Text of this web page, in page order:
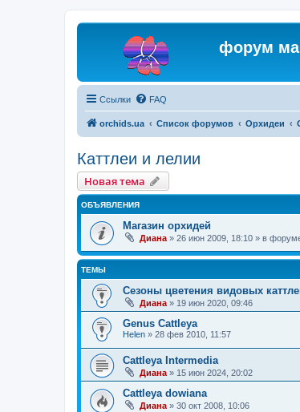
форум
Ссылки FAQ
orchids.ua Список форумов Орхидеи
Каттлеи и лелии
Новая тема
ОБЪЯВЛЕНИЯ
Магазин орхидей
Диана » 26 июн 2009, 18:10 » в
ТЕМЫ
Сезоны цветения видовых
Диана » 19 июн 2020, 09:46
Genus Cattleya
Helen » 28 фев 2010, 11:57
Cattleya Intermedia
Диана » 15 июн 2024, 20:02
Cattleya dowiana
Диана » 30 окт 2008, 10:06